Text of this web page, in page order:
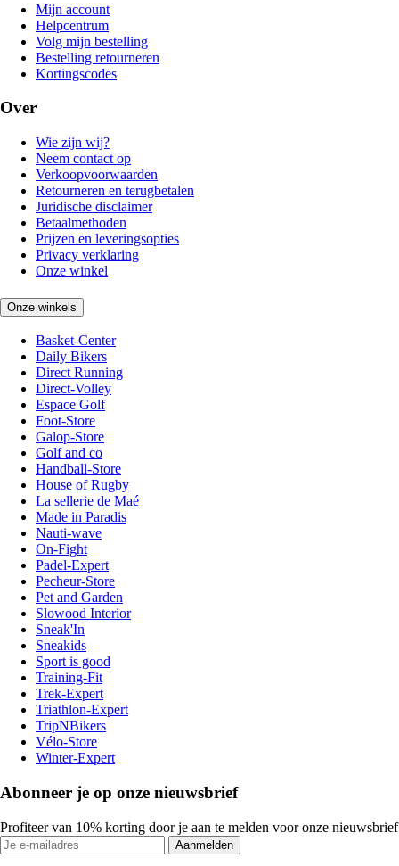
Mijn account
Helpcentrum
Volg mijn bestelling
Bestelling retourneren
Kortingscodes
Over
Wie zijn wij?
Neem contact op
Verkoopvoorwaarden
Retourneren en terugbetalen
Juridische disclaimer
Betaalmethoden
Prijzen en leveringsopties
Privacy verklaring
Onze winkel
Onze winkels
Basket-Center
Daily Bikers
Direct Running
Direct-Volley
Espace Golf
Foot-Store
Galop-Store
Golf and co
Handball-Store
House of Rugby
La sellerie de Maé
Made in Paradis
Nauti-wave
On-Fight
Padel-Expert
Pecheur-Store
Pet and Garden
Slowood Interior
Sneak'In
Sneakids
Sport is good
Training-Fit
Trek-Expert
Triathlon-Expert
TripNBikers
Vélo-Store
Winter-Expert
Abonneer je op onze nieuwsbrief
Profiteer van 10% korting door je aan te melden voor onze nieuwsbrief
Aanmelden